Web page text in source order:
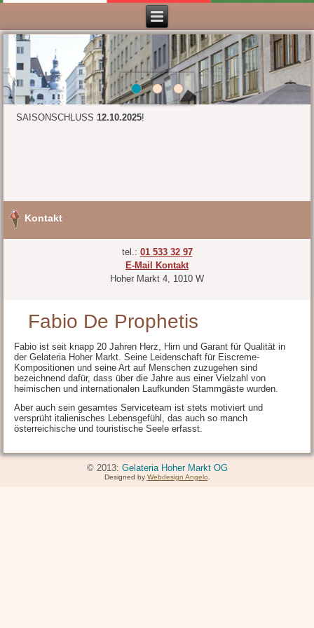
SAISONSCHLUSS 12.10.2025!
Kontakt
tel.: 01 533 32 97
E-Mail Kontakt
Hoher Markt 4, 1010 W
Fabio De Prophetis
Fabio ist seit knapp 20 Jahren Herz, Hirn und Garant für Qualität in
der Gelateria Hoher Markt. Seine Leidenschaft für Eiscreme-
Kompositionen und seine Art auf Menschen zuzugehen sind
bezeichnend dafür, dass über die Jahre aus einer Vielzahl von
heimischen und internationalen Laufkunden Stammgäste wurden.
Aber auch sein gesamtes Serviceteam ist stets motiviert und
versprüht italienisches Lebensgefühl, das auch so manch
österreichische und touristische Seele erfasst.
© 2013: Gelateria Hoher Markt OG
Designed by Webdesign Angelo.